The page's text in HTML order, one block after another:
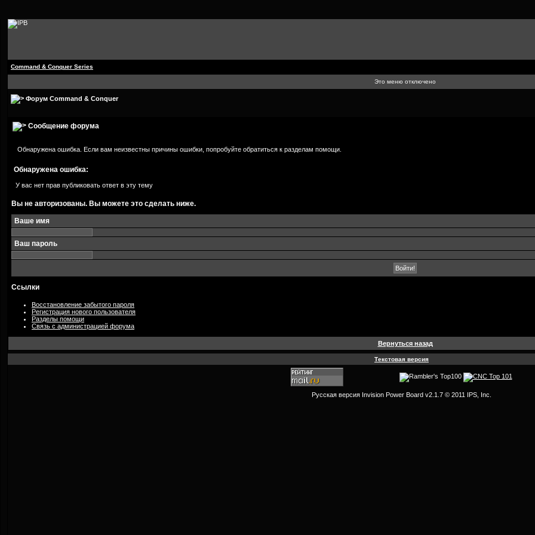
Command & Conquer Series
Это меню отключено
Форум Command & Conquer
Сообщение форума
Обнаружена ошибка. Если вам неизвестны причины ошибки, попробуйте обратиться к разделам помощи.
Обнаружена ошибка:
У вас нет прав публиковать ответ в эту тему
Вы не авторизованы. Вы можете это сделать ниже.
Ваше имя
Ваш пароль
Ссылки
Восстановление забытого пароля
Регистрация нового пользователя
Разделы помощи
Связь с администрацией форума
Вернуться назад
Текстовая версия
Русская версия Invision Power Boardv2.1.7 © 2011 IPS, Inc.